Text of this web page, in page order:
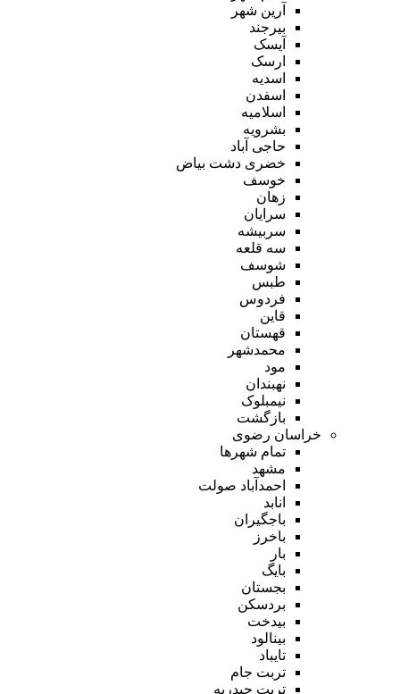
آرین شهر
بیرجند
آیسک
ارسک
اسدیه
اسفدن
اسلامیه
بشرویه
حاجی آباد
خضری دشت بیاض
خوسف
زهان
سرایان
سربیشه
سه قلعه
شوسف
طبس
فردوس
قاین
قهستان
محمدشهر
مود
نهبندان
نیمبلوک
بازگشت
خراسان رضوی
تمام شهر‌ها
مشهد
احمدآباد صولت
انابد
باجگیران
باخرز
بار
بایگ
بجستان
بردسکن
بیدخت
بینالود
تایباد
تربت جام
تربت حیدریه